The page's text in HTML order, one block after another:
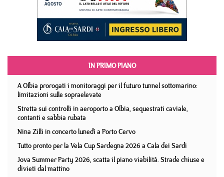
IN PRIMO PIANO
A Olbia prorogati i monitoraggi per il futuro tunnel sottomarino:
limitazioni sulle sopraelevate
Stretta sui controlli in aeroporto a Olbia, sequestrati caviale,
contanti e sabbia rubata
Nina Zilli in concerto lunedì a Porto Cervo
Tutto pronto per la Vela Cup Sardegna 2026 a Cala dei Sardi
Jova Summer Party 2026, scatta il piano viabilità. Strade chiuse e
divieti dal mattino